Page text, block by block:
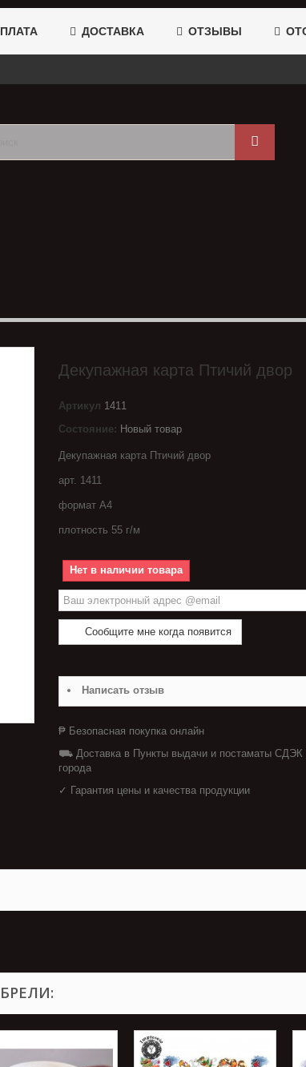
ДОСТАВКА ОТЗЫВЫ
Декупажная карта Птичий двор
Артикул 1411
Состояние: Новый товар
Декупажная карта Птичий двор
арт. 1411
формат А4
плотность 55 г/м
Нет в наличии товара
Сообщите мне когда появится
Написать отзыв
₱ Безопасная покупка онлайн
⛟ Доставка в Пункты выдачи и постаматы СДЭК
города
✓ Гарантия цены и качества продукции